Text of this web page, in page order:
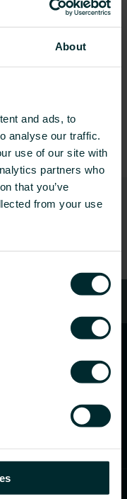
About
and ads, to
analyse our traffic.
use of our site with
partners who
that you’ve
from your use
proiectant,
o categorie
de cererea